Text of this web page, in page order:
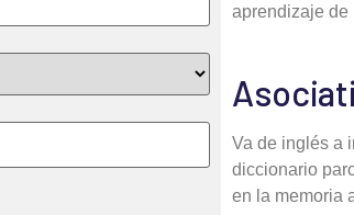
aprendizaje de
Va de inglés a
diccionario
en la memoria